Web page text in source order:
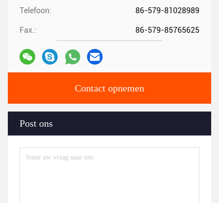
Telefoon: 86-579-81028989
Fax.: 86-579-85765625
Contact opnemen
Post ons